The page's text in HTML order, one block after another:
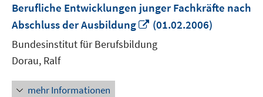
Berufliche Entwicklungen junger Fachkräfte nach
Abschluss der Ausbildung
In
Fenster
(01.02.2006)
Bundesinstitut für Berufsbildung
Dorau, Ralf
mehr Informationen